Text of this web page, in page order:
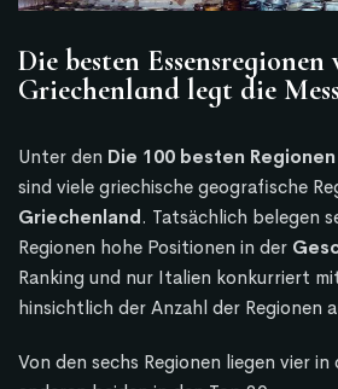
Die besten
Griechenland legt die
Unter den Die 100 besten
sind viele griechische geografische
Griechenland. Tatsächlich belegen
Regionen hohe Positionen in der
Ranking und nur Italien konkurriert
hinsichtlich der Anzahl der Regionen
Von den sechs Regionen liegen vier